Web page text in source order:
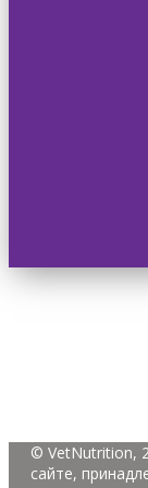
© VetNutrition,
сайте,